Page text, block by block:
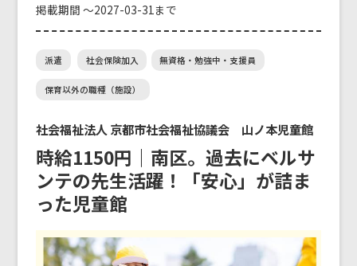
掲載期間 ～2027-03-31まで
派遣 社会保険加入 無資格・勉強中・支援員
保育以外の職種（施設）
社会福祉法人 京都市社会福祉協議会 山ノ本児童館
時給1150円｜南区。過去にベルサ
ンテの先生活躍！「安心」が詰ま
った児童館